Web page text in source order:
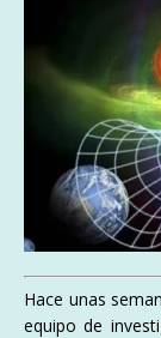
Hace unas
equipo de